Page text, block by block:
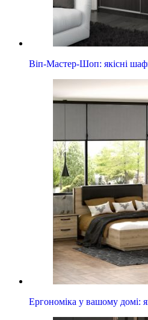
Віп-Мастер-Шоп: якісні
Ергономіка у вашому домі: